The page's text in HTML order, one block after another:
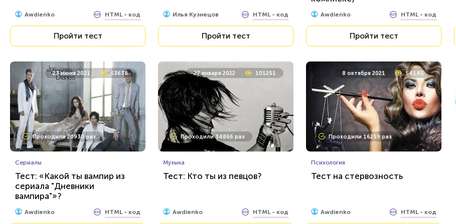
Пройти тест Пройти тест Пройти тест
Awdienko HTML - код
Пройти тест
Илья Кузнецов HTML - код
Пройти тест
Awdienko HTML - код
Пройти тест
23 июня 2021 53638
Проходили 20930 раз
Сериалы
Тест: «Какой ты вампир из
сериала "Дневники
вампира"»?
Awdienko HTML - код
27 января 2022 101251
Проходили 34866 раз
Музыка
Тест: Кто ты из певцов?
Awdienko HTML - код
8 октября 2021 54145
Проходили 16259 раз
Психология
Тест на стервозность
Awdienko HTML - код